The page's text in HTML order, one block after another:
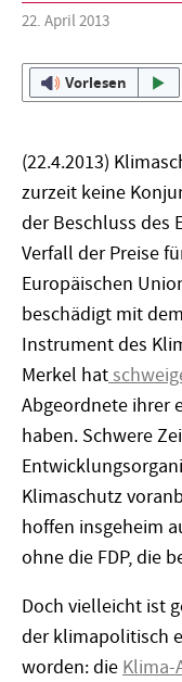
22. April 2013
Vorlesen
(22.4.2013)
zurzeit keine
der Beschluss des
Verfall der Preise
Europäischen
beschädigt mit
Instrument des
Merkel hat
Abgeordnete ihrer
haben. Schwere
Klimaschutz
hoffen insgeheim
ohne die FDP, die
Doch vielleicht ist
der klimapolitisch
worden: die Klima-